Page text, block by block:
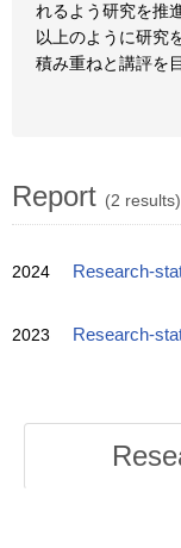
れるよう研究を推
以上のように研究
積み重ねと講評を
Report (2 results)
2024 Research-
2023 Research-